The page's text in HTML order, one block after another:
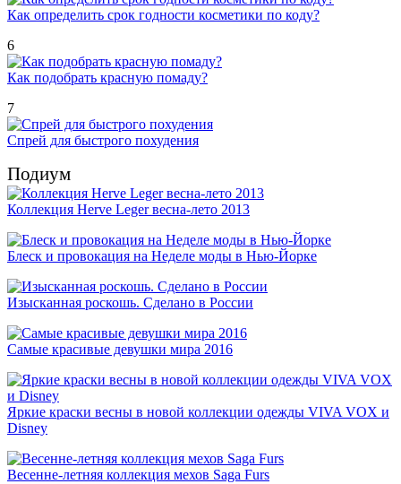
Как определить срок годности косметики по коду?
6
Как подобрать красную помаду?
7
Спрей для быстрого похудения
Подиум
Коллекция Herve Leger весна-лето 2013
Блеск и провокация на Неделе моды в Нью-Йорке
Изысканная роскошь. Сделано в России
Самые красивые девушки мира 2016
Яркие краски весны в новой коллекции одежды VIVA VOX и
Disney
Весенне-летняя коллекция мехов Saga Furs